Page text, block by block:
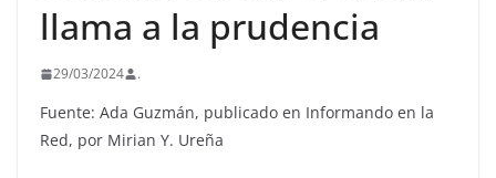
llama a la prudencia
29/03/2024 .
Fuente: Ada Guzmán, publicado en Informando en la
Red, por Mirian Y. Ureña